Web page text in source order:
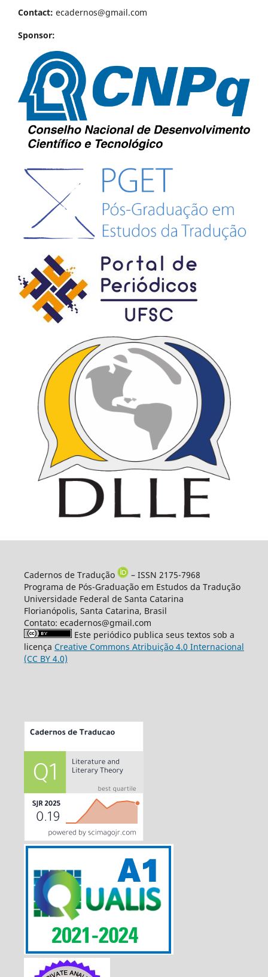
Contact: ecadernos@gmail.com
Sponsor:
Cadernos de Tradução
– ISSN 2175-7968
Programa de Pós-Graduação em Estudos da Tradução
Universidade Federal de Santa Catarina
Florianópolis, Santa Catarina, Brasil
Contato: ecadernos@gmail.com
Este periódico publica seus textos sob a
licença Creative Commons Atribuição 4.0 Internacional
(CC BY 4.0)